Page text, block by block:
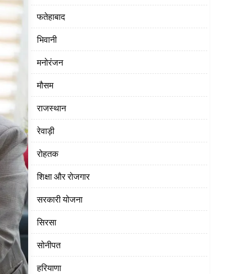
फतेहाबाद
भिवानी
मनोरंजन
मौसम
राजस्थान
रेवाड़ी
रोहतक
शिक्षा और रोजगार
सरकारी योजना
सिरसा
सोनीपत
हरियाणा